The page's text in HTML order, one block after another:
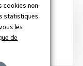
cookies non
statistiques
les
de